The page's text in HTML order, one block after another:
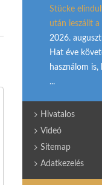
Stücke
után leszállt
2026.
Hat éve
használom is,
...
Hivatalos
Videó
Sitemap
Adatkezelés